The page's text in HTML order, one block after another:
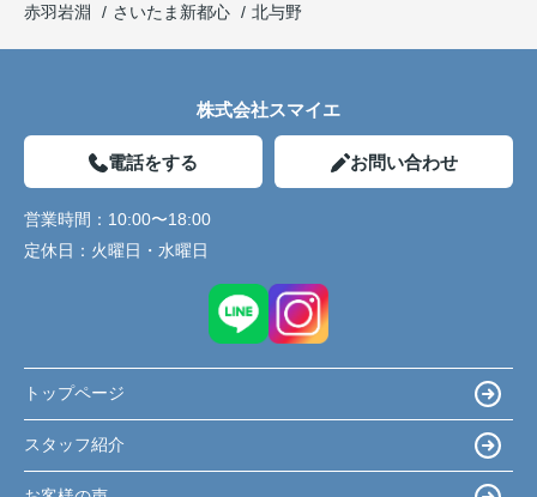
赤羽岩淵
さいたま新都心 北与野
株式会社スマイエ
電話をする お問い合わせ
営業時間： 10:00〜18:00
定休日： 火曜日・水曜日
トップページ
スタッフ紹介